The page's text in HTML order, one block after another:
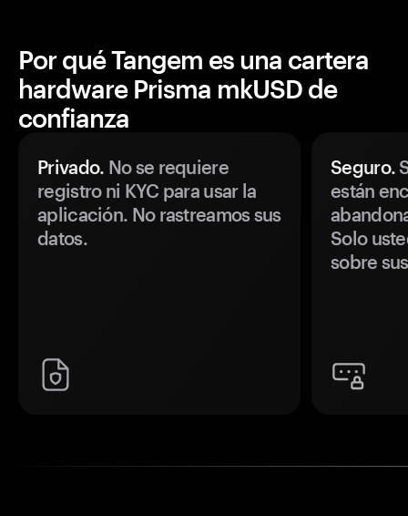
Por qué Tangem es una cartera
hardware Prisma mkUSD de
confianza
Privado. No se requiere
registro ni KYC para usar la
aplicación. No rastreamos sus
datos.
Seguro.
están
Solo
sobre